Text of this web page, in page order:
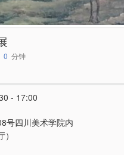
0 分钟
- 17:00
号四川美术学院内